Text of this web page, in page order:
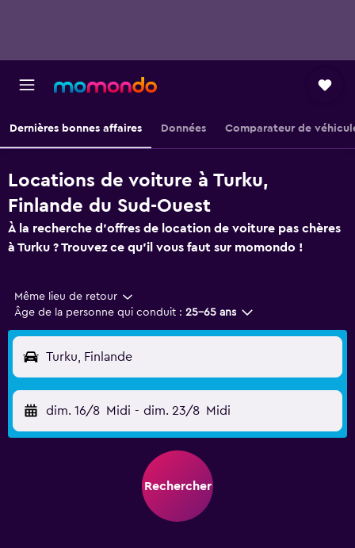
Dernières bonnes affaires Données Comparateur de
Locations de voiture à Turku,
Finlande du Sud-Ouest
À la recherche d'offres de location de voiture pas chères
à Turku ? Trouvez ce qu'il vous faut sur momondo !
Même lieu de retour
Âge de la personne qui conduit : 25-65 ans
Turku, Finlande
dim. 16/8 Midi - dim. 23/8 Midi
Rechercher